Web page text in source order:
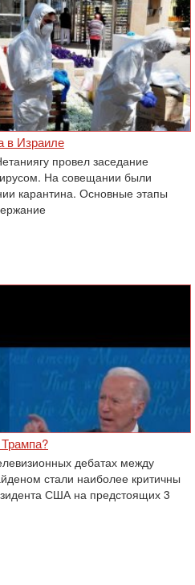
в Израиле
провел заседание
На совещании были
карантина. Основные этапы
дебатах между
стали наиболее критичны
США на предстоящих 3